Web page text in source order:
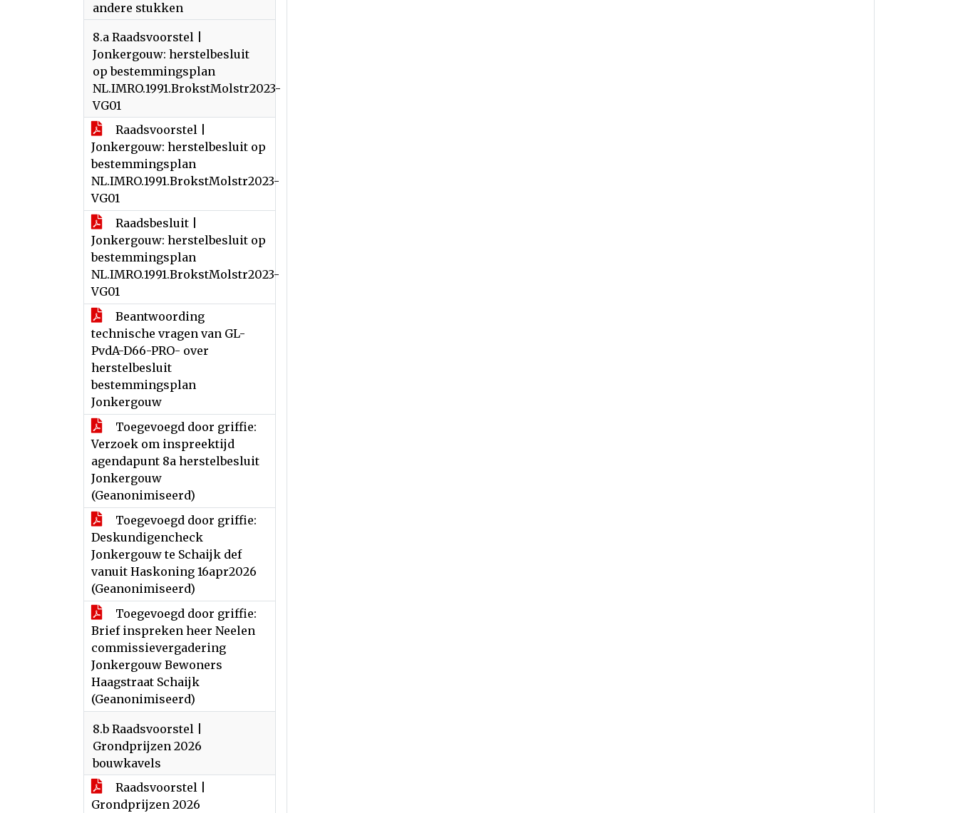
andere stukken
8.a Raadsvoorstel |
Jonkergouw: herstelbesluit
op bestemmingsplan
NL.IMRO.1991.BrokstMolstr2023-
VG01
Raadsvoorstel |
Jonkergouw: herstelbesluit op
bestemmingsplan
NL.IMRO.1991.BrokstMolstr2023-
VG01
Raadsbesluit |
Jonkergouw: herstelbesluit op
bestemmingsplan
NL.IMRO.1991.BrokstMolstr2023-
VG01
Beantwoording
technische vragen van GL-
PvdA-D66-PRO- over
herstelbesluit
bestemmingsplan
Jonkergouw
Toegevoegd door griffie:
Verzoek om inspreektijd
agendapunt 8a herstelbesluit
Jonkergouw
(Geanonimiseerd)
Toegevoegd door griffie:
Deskundigencheck
Jonkergouw te Schaijk def
vanuit Haskoning 16apr2026
(Geanonimiseerd)
Toegevoegd door griffie:
Brief inspreken heer Neelen
commissievergadering
Jonkergouw Bewoners
Haagstraat Schaijk
(Geanonimiseerd)
8.b Raadsvoorstel |
Grondprijzen 2026
bouwkavels
Raadsvoorstel |
Grondprijzen 2026